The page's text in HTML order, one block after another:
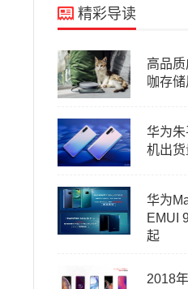
精彩导读
高品
咖存
华为
机出
华为
EMUI
起
2018